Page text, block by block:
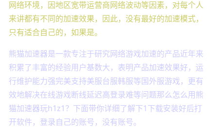
网络环境，因地区宽带运营商网络波动等因素，对每个人
来讲都有不同的加速效果，因此，没有最好的加速模式，
只有适合自己的，如果是。
熊猫加速器是一款专注于研究网络游戏加速的产品近年来
积累了丰富的经验用户基数大，表明产品加速效果好，运
行维护能力强完美支持美服台服韩服等国外服游戏，更有
效地解决在线游戏断线延迟高登录难等问题那么怎么用熊
猫加速器玩h1z1？下面带你详细了解下1下载安装好后打
开软件，登录自己的账号，没有账号。